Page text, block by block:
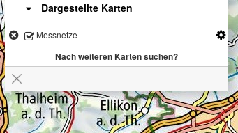
Dargestellte Karten
Messnetze
Nach weiteren Karten suchen?